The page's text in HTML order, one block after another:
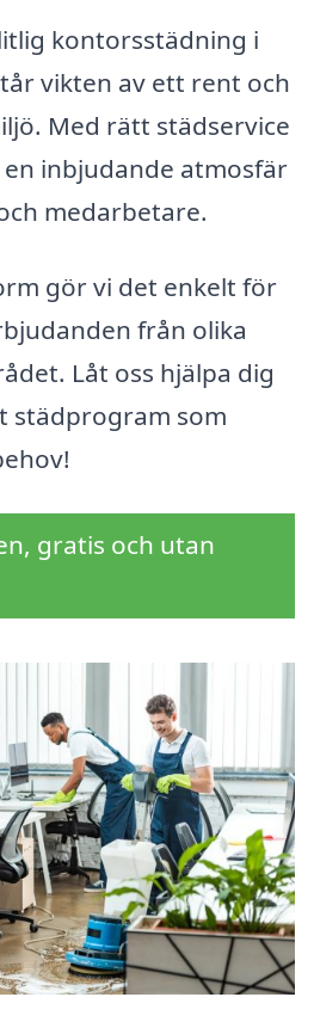
kontorsstädning i
vikten av ett rent och
Med rätt städservice
inbjudande atmosfär
medarbetare.
gör vi det enkelt för
från olika
Låt oss hjälpa dig
städprogram som
gratis och utan